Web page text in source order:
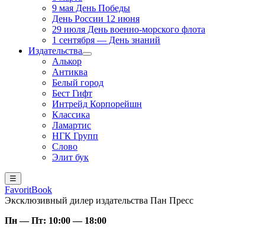
9 мая День Победы
День России 12 июня
29 июля День военно-морского флота
1 сентября — День знаний
Издательства
Алькор
Антиква
Белый город
Бест Гифт
Интрейд Корпорейшн
Классика
Ламартис
НГК Групп
Слово
Элит бук
☰
FavoritBook
Эксклюзивный дилер издательства Пан Пресс
Пн — Пт: 10:00 — 18:00